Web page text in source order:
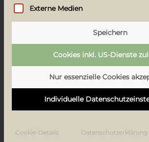
Küche, Wohn- & Esszimmer
Schlafzimmer 1
Schlafzimmer 2
Vorraum
Bad
Abstellraum
WC
Gesamtfläche
Balkon
Externe Medien
Speichern
Cookies inkl. US-Dienste
Nur essenzielle Cookies
Individuelle
Cookie-Details Datenschutzerklärung